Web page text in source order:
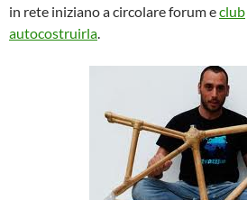
in rete iniziano a circolare forum eclub
autocostruirla.